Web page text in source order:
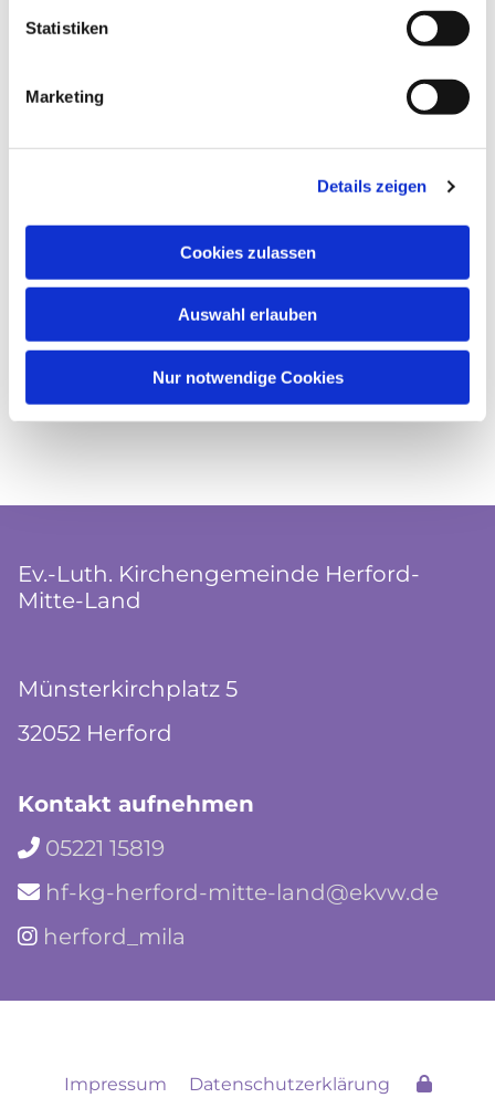
Statistiken
Marketing
Details zeigen
Cookies zulassen
Auswahl erlauben
Nur notwendige Cookies
Ev.-Luth. Kirchengemeinde Herford-
Mitte-Land
Münsterkirchplatz 5
32052 Herford
Kontakt aufnehmen
 05221 15819
 hf-kg-herford-mitte-land@ekvw.de
 herford_mila
Impressum Datenschutzerklärung